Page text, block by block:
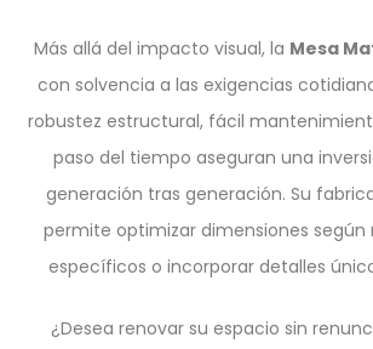
Más allá del impacto visual, la Mesa
con solvencia a las exigencias
robustez estructural, fácil
paso del tiempo aseguran una
generación tras generación. Su
permite optimizar dimensiones según
específicos o incorporar detalles
¿Desea renovar su espacio sin